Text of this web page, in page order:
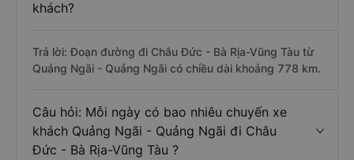
khách?
Trả lời: Đoạn đường đi Châu Đức - Bà Rịa-Vũng Tàu từ
Quảng Ngãi - Quảng Ngãi có chiều dài khoảng 778 km.
Câu hỏi: Mỗi ngày có bao nhiêu chuyến xe
khách Quảng Ngãi - Quảng Ngãi đi Châu
Đức - Bà Rịa-Vũng Tàu ?